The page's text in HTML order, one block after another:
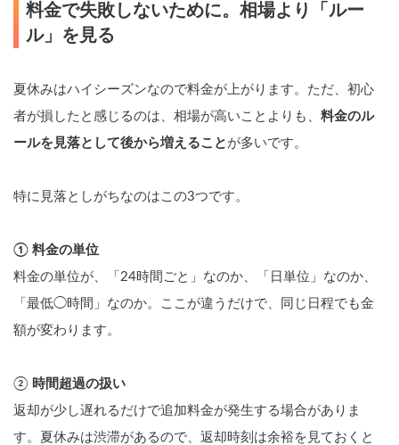
料金で失敗しないために。相場より「ルー
ル」を見る
夏休みはハイシーズンなので料金が上がります。ただ、初心
者が損したと感じるのは、相場が高いことよりも、 料金のル
ールを見落として後から増えること が多いです。
特に見落としがちなのはこの3つです。
① 料金の単位
料金の単位が、「24時間ごと」なのか、「日単位」なのか、
「最低◯時間」なのか。ここが違うだけで、同じ日程でも金
額が変わります。
② 時間超過の扱い
返却が少し遅れるだけで追加料金が発生する場合がありま
す。夏休みは渋滞があるので、返却時刻は余裕を見ておくと